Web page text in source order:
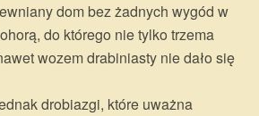
dom bez żadnych wygód w
do którego nie tylko trzema
wozem drabiniasty nie dało się
drobiazgi, które uważna